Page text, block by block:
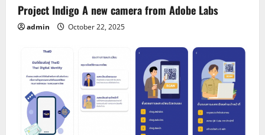
Project Indigo A new camera from Adobe Labs
admin October 22, 2025